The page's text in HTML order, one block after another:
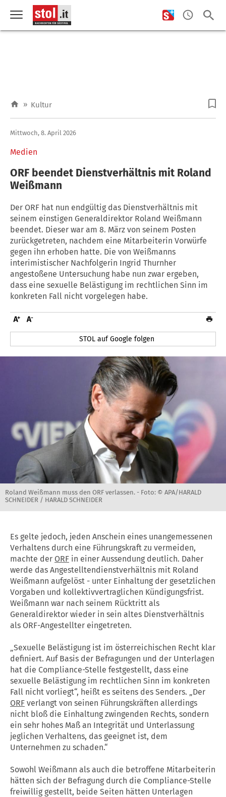
» Kultur
Medien
Mittwoch, 8. April 2026
ORF beendet Dienstverhältnis mit Roland
Weißmann
Der ORF hat nun endgültig das Dienstverhältnis mit
seinem einstigen Generaldirektor Roland Weißmann
beendet. Dieser war am 8. März von seinem Posten
zurückgetreten, nachdem eine Mitarbeiterin Vorwürfe
gegen ihn erhoben hatte. Die von Weißmanns
interimistischer Nachfolgerin Ingrid Thurnher
angestoßene Untersuchung habe nun zwar ergeben,
dass eine sexuelle Belästigung im rechtlichen Sinn im
konkreten Fall nicht vorgelegen habe.
STOL auf Google folgen
Roland Weißmann muss den ORF verlassen. - Foto: © APA/HARALD
SCHNEIDER / HARALD SCHNEIDER
Es gelte jedoch, jeden Anschein eines unangemessenen
Verhaltens durch eine Führungskraft zu vermeiden,
machte der ORF in einer Aussendung deutlich. Daher
werde das Angestelltendienstverhältnis mit Roland
Weißmann aufgelöst - unter Einhaltung der gesetzlichen
Vorgaben und kollektivvertraglichen Kündigungsfrist.
Weißmann war nach seinem Rücktritt als
Generaldirektor wieder in sein altes Dienstverhältnis
als ORF-Angestellter eingetreten.
„Sexuelle Belästigung ist im österreichischen Recht klar
definiert. Auf Basis der Befragungen und der Unterlagen
hat die Compliance-Stelle festgestellt, dass eine
sexuelle Belästigung im rechtlichen Sinn im konkreten
Fall nicht vorliegt“, heißt es seitens des Senders. „Der
ORF verlangt von seinen Führungskräften allerdings
nicht bloß die Einhaltung zwingenden Rechts, sondern
ein sehr hohes Maß an Integrität und Unterlassung
jeglichen Verhaltens, das geeignet ist, dem
Unternehmen zu schaden.“
Sowohl Weißmann als auch die betroffene Mitarbeiterin
hätten sich der Befragung durch die Compliance-Stelle
freiwillig gestellt, beide Seiten hätten Unterlagen